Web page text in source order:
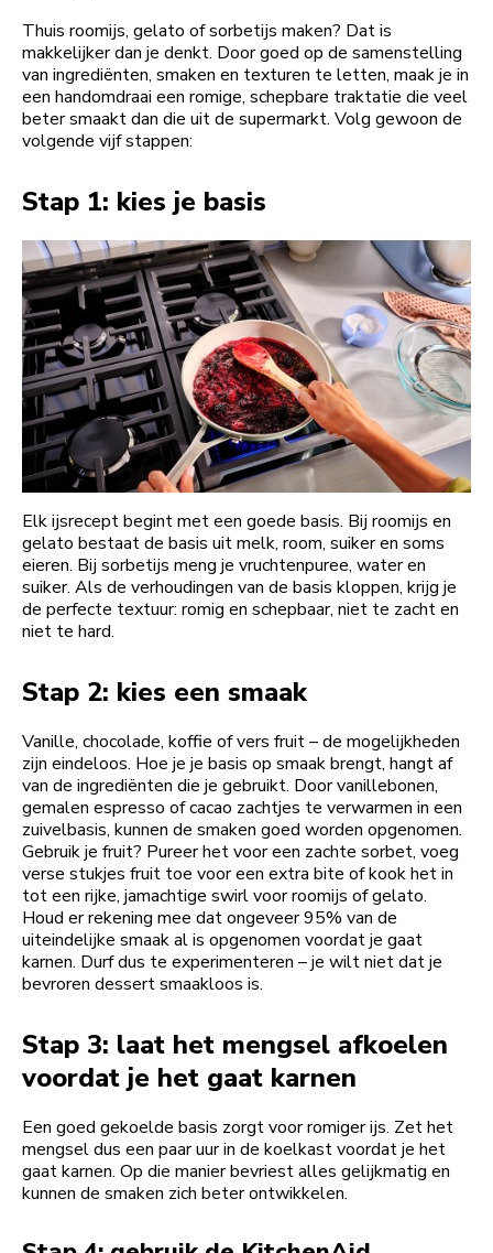
Thuis roomijs, gelato of sorbetijs maken? Dat is
makkelijker dan je denkt. Door goed op de samenstelling
van ingrediënten, smaken en texturen te letten, maak je in
een handomdraai een romige, schepbare traktatie die veel
beter smaakt dan die uit de supermarkt. Volg gewoon de
volgende vijf stappen:
Stap 1: kies je basis
Elk ijsrecept begint met een goede basis. Bij roomijs en
gelato bestaat de basis uit melk, room, suiker en soms
eieren. Bij sorbetijs meng je vruchtenpuree, water en
suiker. Als de verhoudingen van de basis kloppen, krijg je
de perfecte textuur: romig en schepbaar, niet te zacht en
niet te hard.
Stap 2: kies een smaak
Vanille, chocolade, koffie of vers fruit – de mogelijkheden
zijn eindeloos. Hoe je je basis op smaak brengt, hangt af
van de ingrediënten die je gebruikt. Door vanillebonen,
gemalen espresso of cacao zachtjes te verwarmen in een
zuivelbasis, kunnen de smaken goed worden opgenomen.
Gebruik je fruit? Pureer het voor een zachte sorbet, voeg
verse stukjes fruit toe voor een extra bite of kook het in
tot een rijke, jamachtige swirl voor roomijs of gelato.
Houd er rekening mee dat ongeveer 95% van de
uiteindelijke smaak al is opgenomen voordat je gaat
karnen. Durf dus te experimenteren – je wilt niet dat je
bevroren dessert smaakloos is.
Stap 3: laat het mengsel afkoelen
voordat je het gaat karnen
Een goed gekoelde basis zorgt voor romiger ijs. Zet het
mengsel dus een paar uur in de koelkast voordat je het
gaat karnen. Op die manier bevriest alles gelijkmatig en
kunnen de smaken zich beter ontwikkelen.